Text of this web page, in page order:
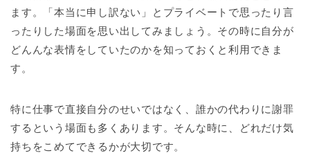
ます。「本当に申し訳ない」とプライベートで思ったり言
ったりした場面を思い出してみましょう。その時に自分が
どんんな表情をしていたのかを知っておくと利用できま
す。
特に仕事で直接自分のせいではなく、誰かの代わりに謝罪
するという場面も多くあります。そんな時に、どれだけ気
持ちをこめてできるかが大切です。